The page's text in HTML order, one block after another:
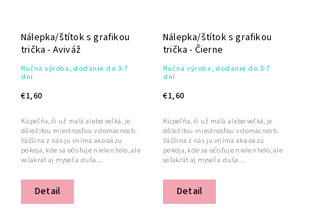
Nálepka/štítok s grafikou
trička - Aviváž
Ručná výroba, dodanie do 3-7
dní
€1,60
Detail
Kúpeľňa, či už malá alebo veľká, je
dôležitou miestnosťou v domácnosti.
Väčšina z nás ju vníma ako oázu
pokoja, kde sa očisťuje nielen telo, ale
veľakrát aj myseľ a duša....
Nálepka/štítok s grafikou
trička - Čierne
Ručná výroba, dodanie do 3-7
dní
€1,60
Detail
Kúpeľňa, či už malá alebo veľká, je
dôležitou miestnosťou v domácnosti.
Väčšina z nás ju vníma ako oázu
pokoja, kde sa očisťuje nielen telo, ale
veľakrát aj myseľ a duša....